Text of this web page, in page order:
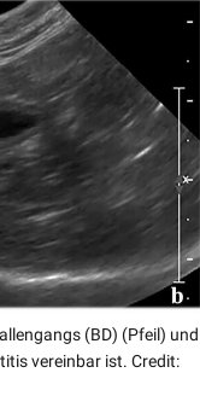
(BD) (Pfeil) und
vereinbar ist. Credit: